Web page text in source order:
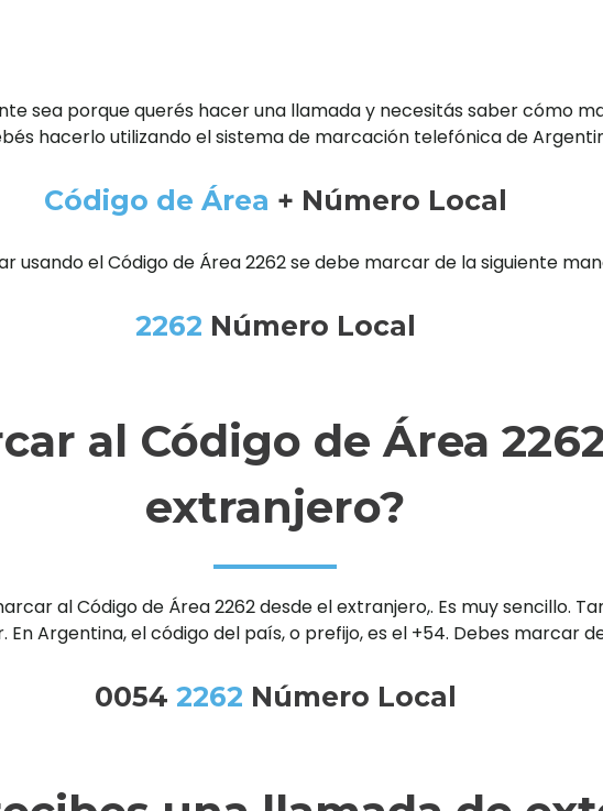
sea porque querés hacer una llamada y necesitás saber cómo
hacerlo utilizando el sistema de marcación telefónica de
Código de Área + Número Local
usando el Código de Área 2262 se debe marcar de la siguiente
2262 Número Local
al Código de Área
extranjero?
al Código de Área 2262 desde el extranjero,. Es muy sencillo.
Argentina, el código del país, o prefijo, es el +54. Debes marcar
0054 2262 Número Local